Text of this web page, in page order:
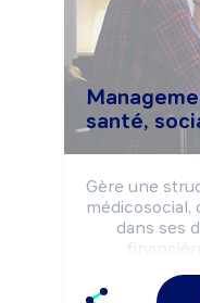
santé,
Gère une
médicosocial,
dans ses
prise en